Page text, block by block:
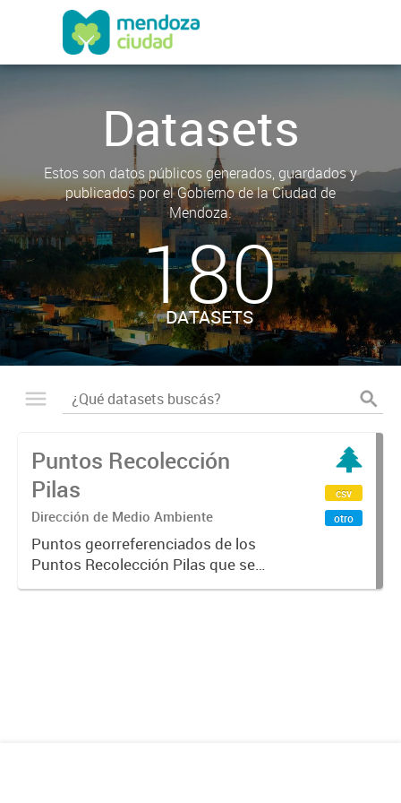
Datasets
Estos son datos públicos generados, guardados y
publicados por el Gobierno de la Ciudad de
Mendoza.
180
DATASETS
Puntos Recolección
Pilas
Dirección de Medio Ambiente
Puntos georreferenciados de los
Puntos Recolección Pilas que se
encuentra en la Ciudad de
csv
otro